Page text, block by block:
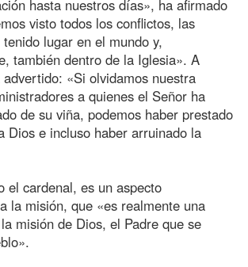
hasta nuestros días», ha afirmado
visto todos los conflictos, las
lugar en el mundo y,
también dentro de la Iglesia». A
«Si olvidamos nuestra
a quienes el Señor ha
de su viña, podemos haber prestado
Dios e incluso haber arruinado la
el cardenal, es un aspecto
la misión, que «es realmente una
misión de Dios, el Padre que se